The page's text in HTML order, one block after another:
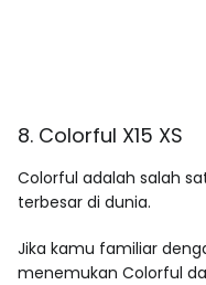
8. Colorful X15 XS
Colorful adalah salah
terbesar di dunia.
Jika kamu familiar
menemukan Colorful